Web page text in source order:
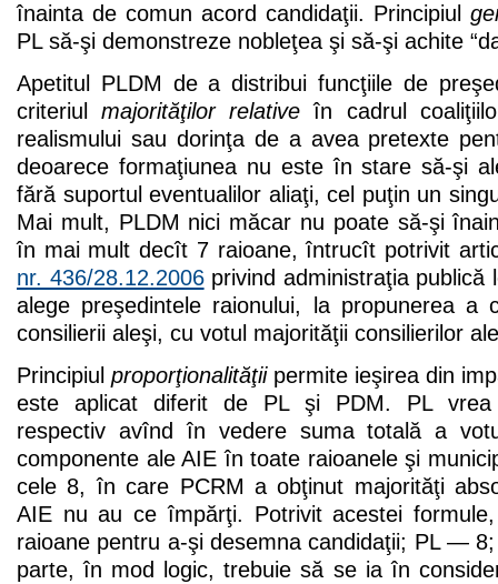
înainta de comun acord candidaţii. Principiul
PL să-şi demonstreze nobleţea şi să-şi achite
Apetitul PLDM de a distribui funcţiile de
criteriulmajorităţilor relative în cadrul
realismului sau dorinţa de a avea pretexte
deoarece formaţiunea nu este în stare să-şi
fără suportul eventualilor aliaţi, cel puţin un
Mai mult, PLDM nici măcar nu poate să-şi
în mai mult decît 7 raioane, întrucît potrivit
nr. 436/28.12.2006privind administraţia publică
alege preşedintele raionului, la propunerea a
consilierii aleşi, cu votul majorităţii consilierilor
Principiul proporţionalităţiipermite ieşirea din
este aplicat diferit de PL şi PDM. PL vrea
respectiv avînd în vedere suma totală a
componente ale AIE în toate raioanele şi
cele 8, în care PCRM a obţinut majorităţi
AIE nu au ce împărţi. Potrivit acestei
raioane pentru a-şi desemna candidaţii; PL —
parte, în mod logic, trebuie să se ia în